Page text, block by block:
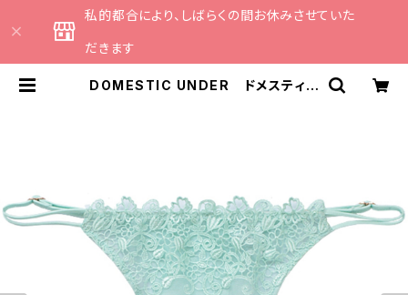
私的都合により、しばらくの間お休みさせていた
だきます
DOMESTIC UNDER ドメスティッ